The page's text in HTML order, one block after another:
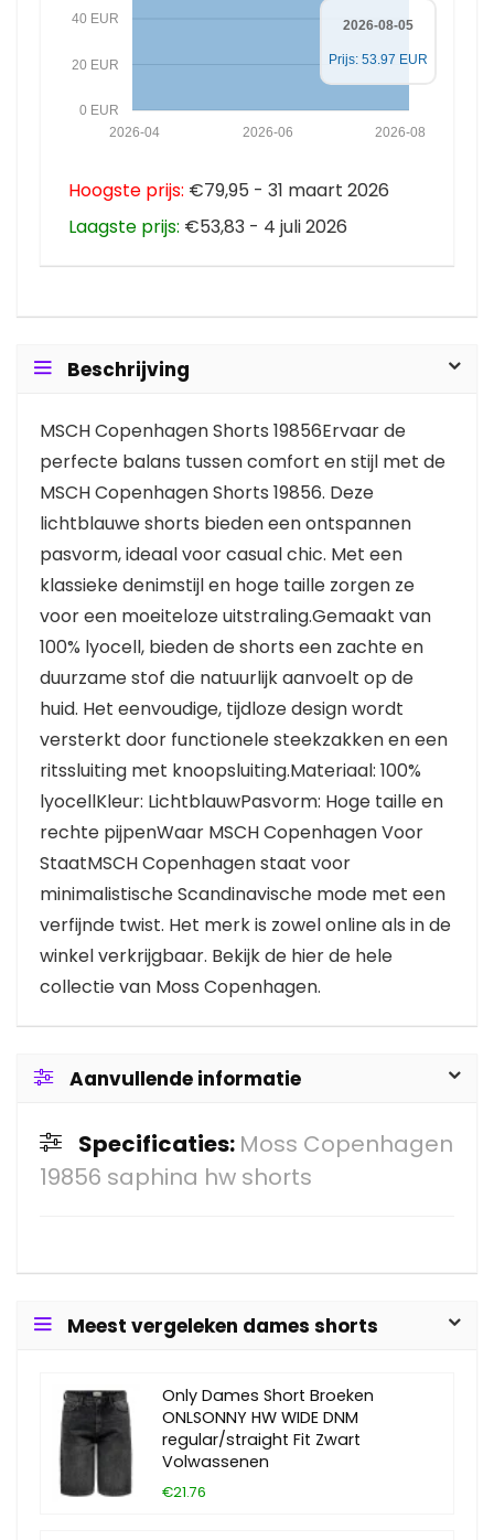
0 EUR
20 EUR
40 EUR
2026-08
2026-06
2026-04
2026-08-05
Prijs: 53.97 EUR
Hoogste prijs: €79,95 - 31 maart 2026
Laagste prijs: €53,83 - 4 juli 2026
Beschrijving
MSCH Copenhagen Shorts 19856Ervaar de
perfecte balans tussen comfort en stijl met de
MSCH Copenhagen Shorts 19856. Deze
lichtblauwe shorts bieden een ontspannen
pasvorm, ideaal voor casual chic. Met een
klassieke denimstijl en hoge taille zorgen ze
voor een moeiteloze uitstraling.Gemaakt van
100% lyocell, bieden de shorts een zachte en
duurzame stof die natuurlijk aanvoelt op de
huid. Het eenvoudige, tijdloze design wordt
versterkt door functionele steekzakken en een
ritssluiting met knoopsluiting.Materiaal: 100%
lyocellKleur: LichtblauwPasvorm: Hoge taille en
rechte pijpenWaar MSCH Copenhagen Voor
StaatMSCH Copenhagen staat voor
minimalistische Scandinavische mode met een
verfijnde twist. Het merk is zowel online als in de
winkel verkrijgbaar. Bekijk de hier de hele
collectie van Moss Copenhagen.
Aanvullende informatie
Specificaties: Moss Copenhagen
19856 saphina hw shorts
Meest vergeleken dames shorts
Only Dames Short Broeken
ONLSONNY HW WIDE DNM
regular/straight Fit Zwart
Volwassenen
€21.76